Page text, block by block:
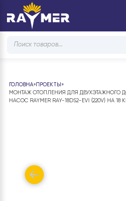
Products
ГОЛОВНА»ПРОЕКТЫ»
МОНТАЖ ОТОПЛЕНИЯ ДЛЯ